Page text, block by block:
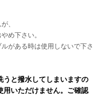
、
め下さい。
がある時は使用しないで下さ
うと撥水してしまいますの
用いただけません。ご確認